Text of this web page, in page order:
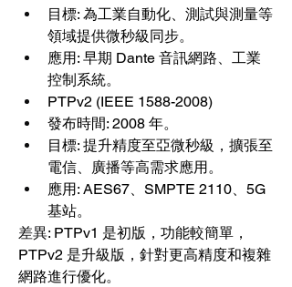
目標: 為工業自動化、測試與測量等
領域提供微秒級同步。
應用: 早期 Dante 音訊網路、工業
控制系統。
PTPv2 (IEEE 1588-2008)
發布時間: 2008 年。
目標: 提升精度至亞微秒級，擴張至
電信、廣播等高需求應用。
應用: AES67、SMPTE 2110、5G
基站。
差異: PTPv1 是初版，功能較簡單，
PTPv2 是升級版，針對更高精度和複雜
網路進行優化。